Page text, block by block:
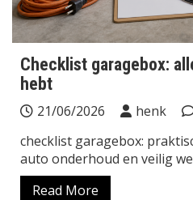
Checklist garagebox:
hebt
21/06/2026 henk
checklist garagebox:
auto onderhoud en veilig
Read More